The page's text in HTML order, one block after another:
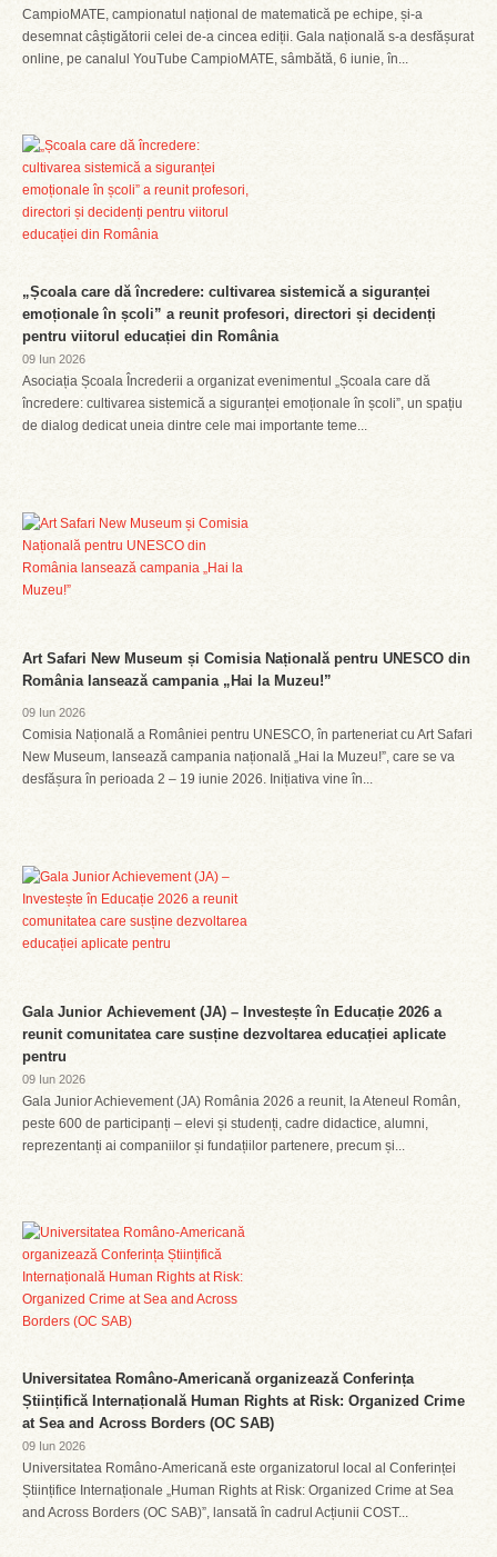
CampioMATE, campionatul național de matematică pe echipe, și-a
desemnat câștigătorii celei de-a cincea ediții. Gala națională s-a desfășurat
online, pe canalul YouTube CampioMATE, sâmbătă, 6 iunie, în...
„Școala care dă încredere: cultivarea sistemică a siguranței
emoționale în școli” a reunit profesori, directori și decidenți
pentru viitorul educației din România
09 Iun 2026
Asociația Școala Încrederii a organizat evenimentul „Școala care dă
încredere: cultivarea sistemică a siguranței emoționale în școli”, un spațiu
de dialog dedicat uneia dintre cele mai importante teme...
Art Safari New Museum și Comisia Națională pentru UNESCO din
România lansează campania „Hai la Muzeu!”
09 Iun 2026
Comisia Națională a României pentru UNESCO, în parteneriat cu Art Safari
New Museum, lansează campania națională „Hai la Muzeu!”, care se va
desfășura în perioada 2 – 19 iunie 2026. Inițiativa vine în...
Gala Junior Achievement (JA) – Investește în Educație 2026 a
reunit comunitatea care susține dezvoltarea educației aplicate
pentru
09 Iun 2026
Gala Junior Achievement (JA) România 2026 a reunit, la Ateneul Român,
peste 600 de participanți – elevi și studenți, cadre didactice, alumni,
reprezentanți ai companiilor și fundațiilor partenere, precum și...
Universitatea Româno-Americană organizează Conferința
Științifică Internațională Human Rights at Risk: Organized Crime
at Sea and Across Borders (OC SAB)
09 Iun 2026
Universitatea Româno-Americană este organizatorul local al Conferinței
Științifice Internaționale „Human Rights at Risk: Organized Crime at Sea
and Across Borders (OC SAB)”, lansată în cadrul Acțiunii COST...